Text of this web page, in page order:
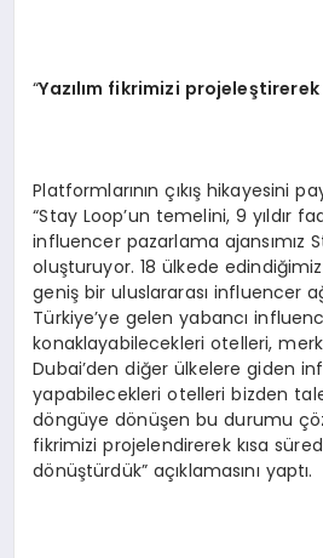
“Yazılım fikrimizi
Platformlarının çıkış hikayesini
“Stay Loop’un temelini, 9 yıldır
influencer pazarlama ajansımız
oluşturuyor. 18 ülkede
geniş bir uluslararası influencer
Türkiye’ye gelen yabancı
konaklayabilecekleri otelleri,
Dubai’den diğer ülkelere giden
yapabilecekleri otelleri bizden
döngüye dönüşen bu durumu
fikrimizi projelendirerek kısa
dönüştürdük” açıklamasını yaptı.